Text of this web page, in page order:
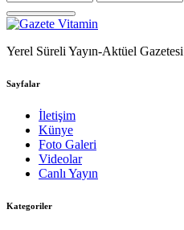
Yerel Süreli Yayın-Aktüel Gazetesi
Sayfalar
İletişim
Künye
Foto Galeri
Videolar
Canlı Yayın
Kategoriler